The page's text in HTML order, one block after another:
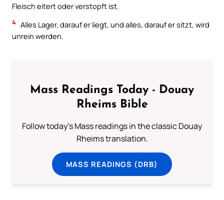
Fleisch eitert oder verstopft ist.
4 Alles Lager, darauf er liegt, und alles, darauf er sitzt, wird
unrein werden.
Mass Readings Today - Douay
Rheims Bible
Follow today's Mass readings in the classic Douay
Rheims translation.
MASS READINGS (DRB)